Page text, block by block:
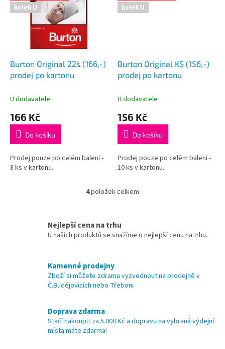
kolek U
Burton Original 22´s (166,-)
prodej po kartonu
U dodavatele
166 Kč
Do košíku
Prodej pouze po celém balení -
8 ks v kartonu.
kolek U
Burton Original KS (156,-)
prodej po kartonu
U dodavatele
156 Kč
Do košíku
Prodej pouze po celém balení -
10 ks v kartonu.
O
á
d
í
p
r
v
v
4položek celkem
Nejlepší cena na trhu
U našich produktů se snažíme o nejlepší cenu na trhu.
Kamenné prodejny
Zboží si můžete zdrama vyzvednout na prodejně v
Č.Budějovicích nebo Třeboni
Doprava zdarma
Stačí nakoupit za 5.000 Kč a dopravu na vybraná výdejní
místa máte zdarma!